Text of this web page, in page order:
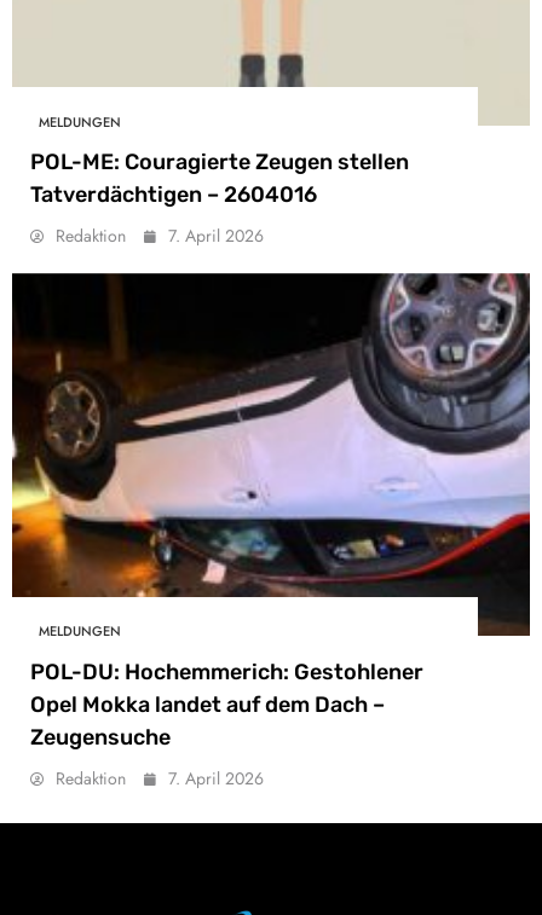
MELDUNGEN
POL-ME: Couragierte Zeugen stellen
Tatverdächtigen – 2604016
Redaktion 7. April 2026
MELDUNGEN
POL-DU: Hochemmerich: Gestohlener
Opel Mokka landet auf dem Dach –
Zeugensuche
Redaktion 7. April 2026